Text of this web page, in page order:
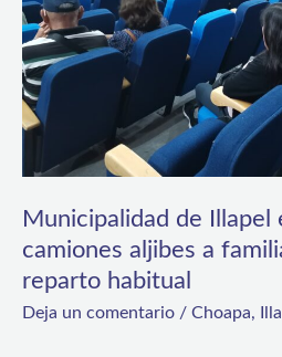
Municipalidad de Illapel
camiones aljibes a
reparto habitual
Deja un comentario / Choapa,
en
camiones
aljibes
familias
excluidas
del
reparto
habitual